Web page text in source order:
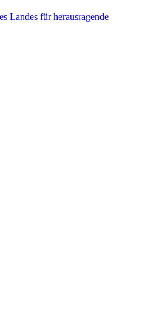
Landes für herausragende